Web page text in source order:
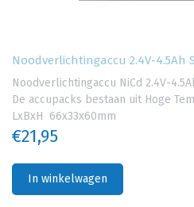
Noodverlichtingaccu 2.4V-4.5Ah
Noodverlichtingaccu NiCd 2.4V-
De accupacks bestaan uit Hoge
LxBxH 66x33x60mm
€21,95
In winkelwagen